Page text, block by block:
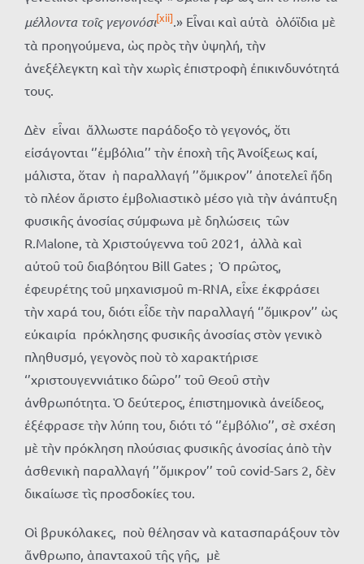
μέλλοντα τοῖς γεγονόσι[xii].» Εἶναι καὶ αὐτὰ ὁλόϊδια μὲ
τὰ προηγούμενα, ὡς πρὸς τὴν ὑψηλή, τὴν
ἀνεξέλεγκτη καὶ τὴν χωρὶς ἐπιστροφὴ ἐπικινδυνότητά
τους.
Δὲν εἶναι ἄλλωστε παράδοξο τὸ γεγονός, ὅτι
εἰσάγονται ‘’ἐμβόλια’’ τὴν ἐποχὴ τῆς Ἀνοίξεως καί,
μάλιστα, ὅταν ἡ παραλλαγή ’’ὄμικρον’’ ἀποτελεῖ ἤδη
τὸ πλέον ἄριστο ἐμβολιαστικὸ μέσο γιὰ τὴν ἀνάπτυξη
φυσικῆς ἀνοσίας σύμφωνα μὲ δηλώσεις τῶν
R.Malone, τὰ Χριστούγεννα τοῦ 2021, ἀλλὰ καὶ
αὐτοῦ τοῦ διαβόητου Bill Gates ; Ὁ πρῶτος,
ἐφευρέτης τοῦ μηχανισμοῦ m-RNA, εἶχε ἐκφράσει
τὴν χαρά του, διότι εἶδε τὴν παραλλαγή ‘’ὄμικρον’’ ὡς
εὐκαιρία πρόκλησης φυσικῆς ἀνοσίας στὸν γενικὸ
πληθυσμό, γεγονὸς ποὺ τὸ χαρακτήρισε
‘’χριστουγεννιάτικο δῶρο’’ τοῦ Θεοῦ στὴν
ἀνθρωπότητα. Ὁ δεύτερος, ἐπιστημονικὰ ἀνείδεος,
ἐξέφρασε τὴν λύπη του, διότι τό ‘’ἐμβόλιο’’, σὲ σχέση
μὲ τὴν πρόκληση πλούσιας φυσικῆς ἀνοσίας ἀπὸ τὴν
ἀσθενικὴ παραλλαγή ’’ὄμικρον’’ τοῦ covid-Sars 2, δὲν
δικαίωσε τὶς προσδοκίες του.
Οἱ βρυκόλακες, ποὺ θέλησαν νὰ κατασπαράξουν τὸν
ἄνθρωπο, ἁπανταχοῦ τῆς γῆς, μὲ